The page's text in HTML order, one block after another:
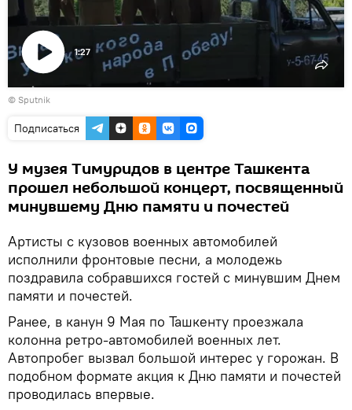
Воспроизвести
видео
1:27
© Sputnik
Подписаться
У музея Тимуридов в центре Ташкента
прошел небольшой концерт, посвященный
минувшему Дню памяти и почестей
Артисты с кузовов военных автомобилей
исполнили фронтовые песни, а молодежь
поздравила собравшихся гостей с минувшим Днем
памяти и почестей.
Ранее, в канун 9 Мая по Ташкенту проезжала
колонна ретро-автомобилей военных лет.
Автопробег вызвал большой интерес у горожан. В
подобном формате акция к Дню памяти и почестей
проводилась впервые.